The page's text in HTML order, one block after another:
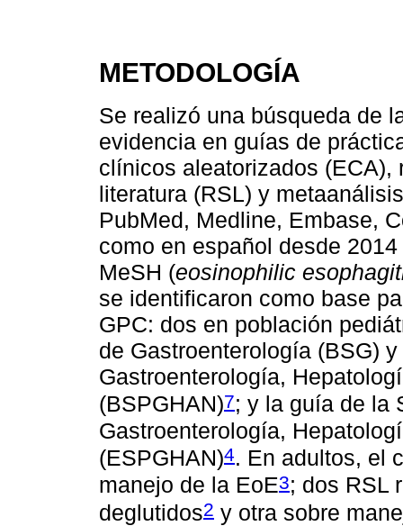
METODOLOGÍA
Se realizó una búsqueda de
evidencia en guías de
clínicos aleatorizados
literatura (RSL) y
PubMed, Medline, Embase,
como en español desde
MeSH (eosinophilic
se identificaron como base
GPC: dos en población
de Gastroenterología (BSG)
Gastroenterología,
(BSPGHAN)7; y la guía de la
Gastroenterología,
(ESPGHAN)4. En adultos, el
manejo de la EoE3; dos RSL
deglutidos2 y otra sobre